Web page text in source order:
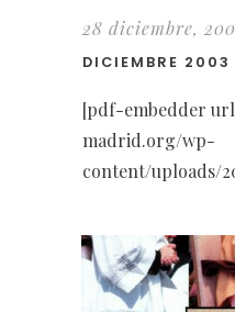
28 diciembre,
DICIEMBRE 2003
[pdf-embedder
madrid.org/wp-
content/uploads/